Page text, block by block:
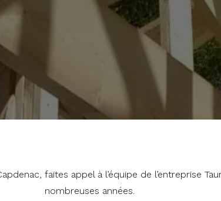
faites appel à l’équipe de l’entreprise
nombreuses années.